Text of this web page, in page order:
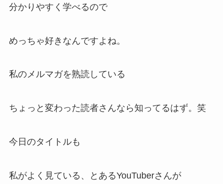
分かりやすく学べるので
めっちゃ好きなんですよね。
私のメルマガを熟読している
ちょっと変わった読者さんなら知ってるはず。笑
今日のタイトルも
私がよく見ている、とあるYouTuberさんが